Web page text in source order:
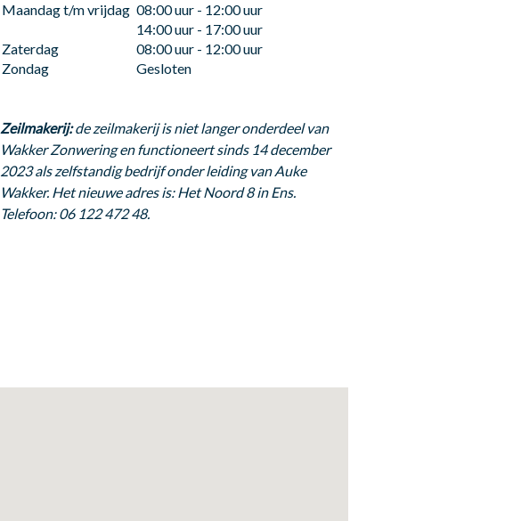
Maandag t/m vrijdag 08:00 uur - 12:00 uur
14:00 uur - 17:00 uur
Zaterdag
08:00 uur - 12:00 uur
Zondag
Gesloten
Zeilmakerij:de zeilmakerij is niet langer onderdeel van
Wakker Zonwering en functioneert sinds 14 december
2023 als zelfstandig bedrijf onder leiding van Auke
Wakker. Het nieuwe adres is: Het Noord 8 in Ens.
Telefoon: 06 122 472 48.